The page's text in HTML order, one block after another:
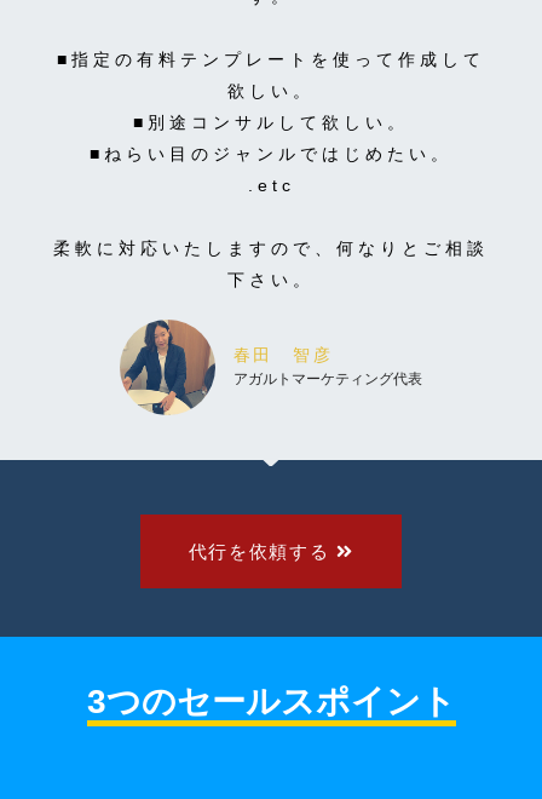
■指定の有料テンプレートを使って作成して
欲しい。
■別途コンサルして欲しい。
■ねらい目のジャンルではじめたい。
.etc
柔軟に対応いたしますので、何なりとご相談
下さい。
春田 智彦
アガルトマーケティング代表
代行を依頼する
3つのセールスポイント